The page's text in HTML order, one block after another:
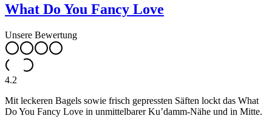
What Do You Fancy Love
Unsere Bewertung
4.2
Mit leckeren Bagels sowie frisch gepressten Säften lockt das What
Do You Fancy Love in unmittelbarer Ku’damm-Nähe und in Mitte.